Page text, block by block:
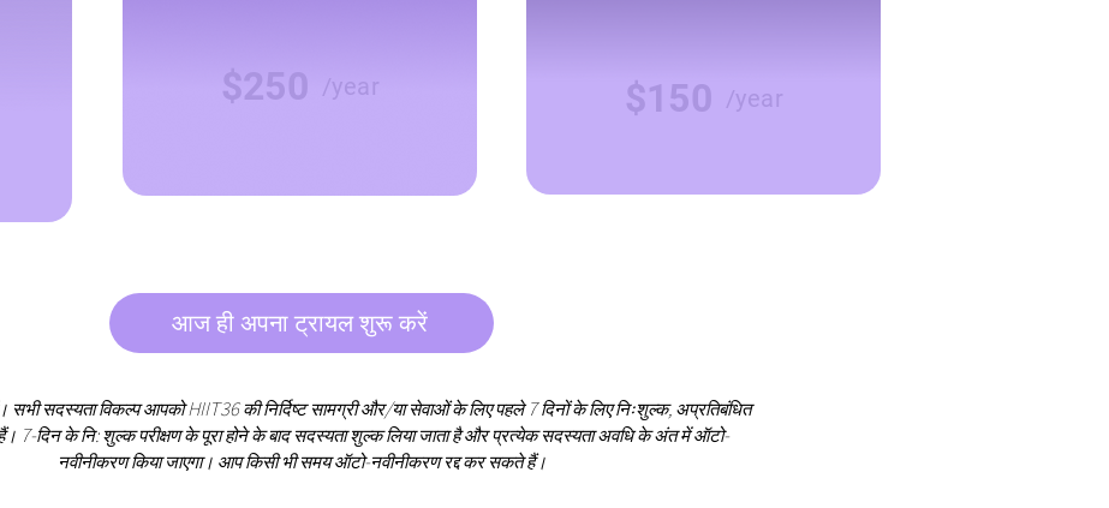
$250 /year $150 /year
आज ही अपना ट्रायल शुरू करें
सदस्यता विकल्प आपको HIIT36 की निर्दिष्ट सामग्री और/या सेवाओं के लिए पहले 7 दिनों के लिए निःशुल्क, अप्रतिबंधित
7-दिन के नि: शुल्क परीक्षण के पूरा होने के बाद सदस्यता शुल्क लिया जाता है और प्रत्येक सदस्यता अवधि के अंत में ऑटो-
नवीनीकरण किया जाएगा। आप किसी भी समय ऑटो-नवीनीकरण रद्द कर सकते हैं।